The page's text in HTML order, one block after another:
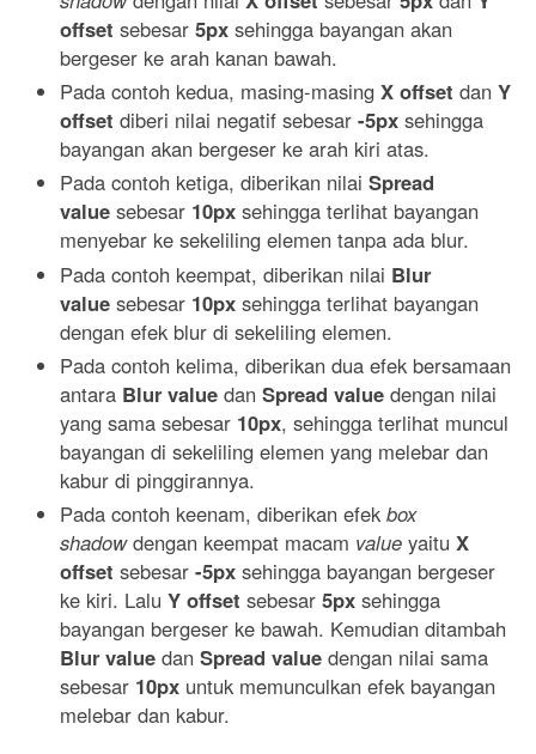
offset sebesar5px sehingga bayangan akan
bergeser ke arah kanan bawah.
Pada contoh kedua, masing-masingX offsetdanY
offset diberi nilai negatif sebesar-5px sehingga
bayangan akan bergeser ke arah kiri atas.
Pada contoh ketiga, diberikan nilaiSpread
value sebesar 10px sehingga terlihat bayangan
menyebar ke sekeliling elemen tanpa ada blur.
Pada contoh keempat, diberikan nilai Blur
value sebesar 10px sehingga terlihat bayangan
dengan efek blur di sekeliling elemen.
Pada contoh kelima, diberikan dua efek bersamaan
antara Blur valuedanSpread value dengan nilai
yang sama sebesar 10px, sehingga terlihat muncul
bayangan di sekeliling elemen yang melebar dan
kabur di pinggirannya.
Pada contoh keenam, diberikan efekbox
shadowdengan keempat macam valueyaituX
offset sebesar-5px sehingga bayangan bergeser
ke kiri. LaluY offset sebesar5px sehingga
bayangan bergeser ke bawah. Kemudian ditambah
Blur value danSpread value dengan nilai sama
sebesar 10px untuk memunculkan efek bayangan
melebar dan kabur.